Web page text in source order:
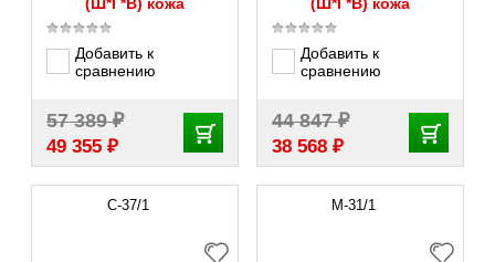
Добавить к
сравнению
57 389₽
49 355 ₽
Добавить к
сравнению
44 847₽
38 568 ₽
С-37/1 М-31/1